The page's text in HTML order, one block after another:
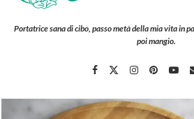
Portatrice sana di cibo, passo metà della mia vita in
poi mangio.